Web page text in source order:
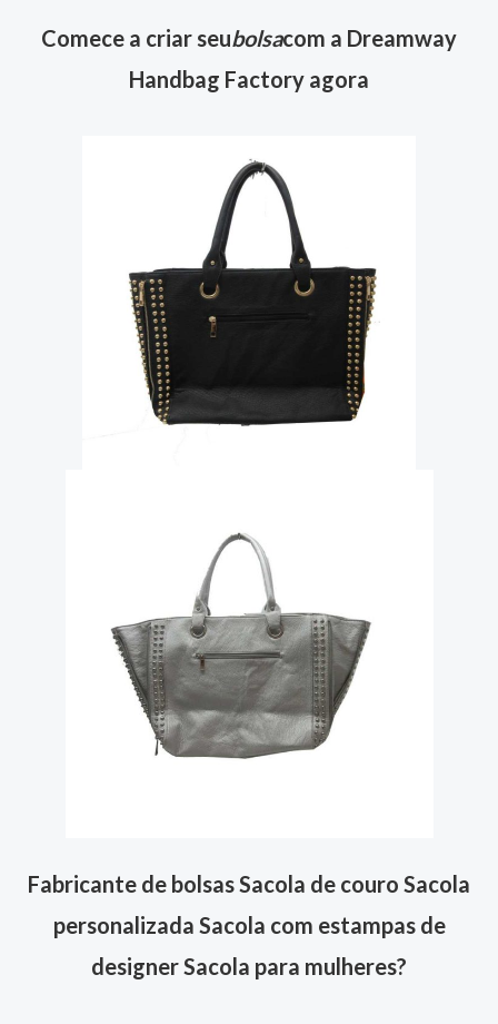
Comece a criar seubolsacom a Dreamway
Handbag Factory agora
Fabricante de bolsas Sacola de couro Sacola
personalizada Sacola com estampas de
designer Sacola para mulheres?